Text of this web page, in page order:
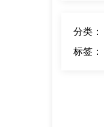
分类：
标签：